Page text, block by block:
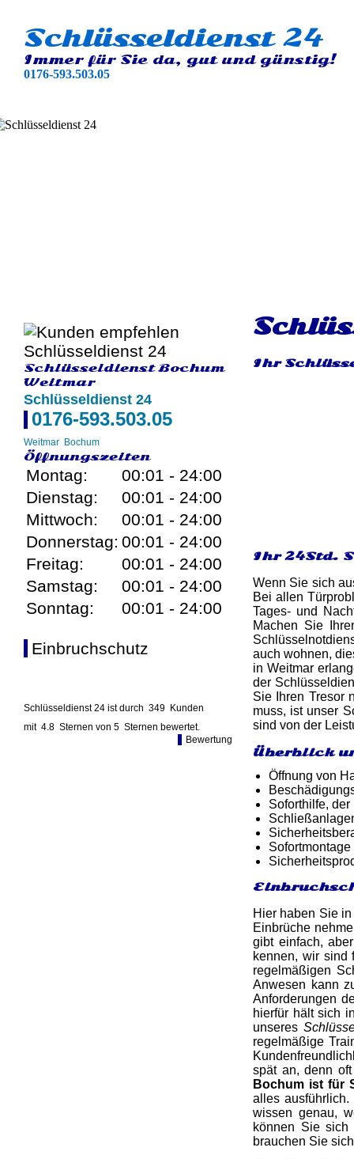
Schlüsseldienst 24
Immer für Sie da, gut und günstig!
0176-593.503.05
Schlüsseldienst Bochum
Weitmar
Schlüsseldienst 24
0176-593.503.05
Weitmar Bochum
Öffnungszeiten
Montag:
00:01 - 24:00
Dienstag:
00:01 - 24:00
Mittwoch:
00:01 - 24:00
Donnerstag: 00:01 - 24:00
Freitag:
00:01 - 24:00
Samstag:
00:01 - 24:00
Sonntag:
00:01 - 24:00
Einbruchschutz
Schlüsseldienst 24 ist durch 349 Kunden
mit 4.8 Sternen von 5 Sternen bewertet.
Bewertung
Ihr
Ihr 24Std.
Wenn Sie sich
Bei allen
Tages- und
Machen Sie
auch wohnen,
in Weitmar
der
Sie Ihren Tresor
muss, ist unser
sind von der
Überblick
Öffnung von
Soforthilfe,
Hier haben Sie
Einbrüche
gibt einfach,
kennen, wir
regelmäßigen
Anwesen kann
Anforderungen
hierfür hält sich
unseres
regelmäßige
spät an, denn
Bochum ist für
alles ausführlich.
wissen genau,
können Sie sich
brauchen Sie